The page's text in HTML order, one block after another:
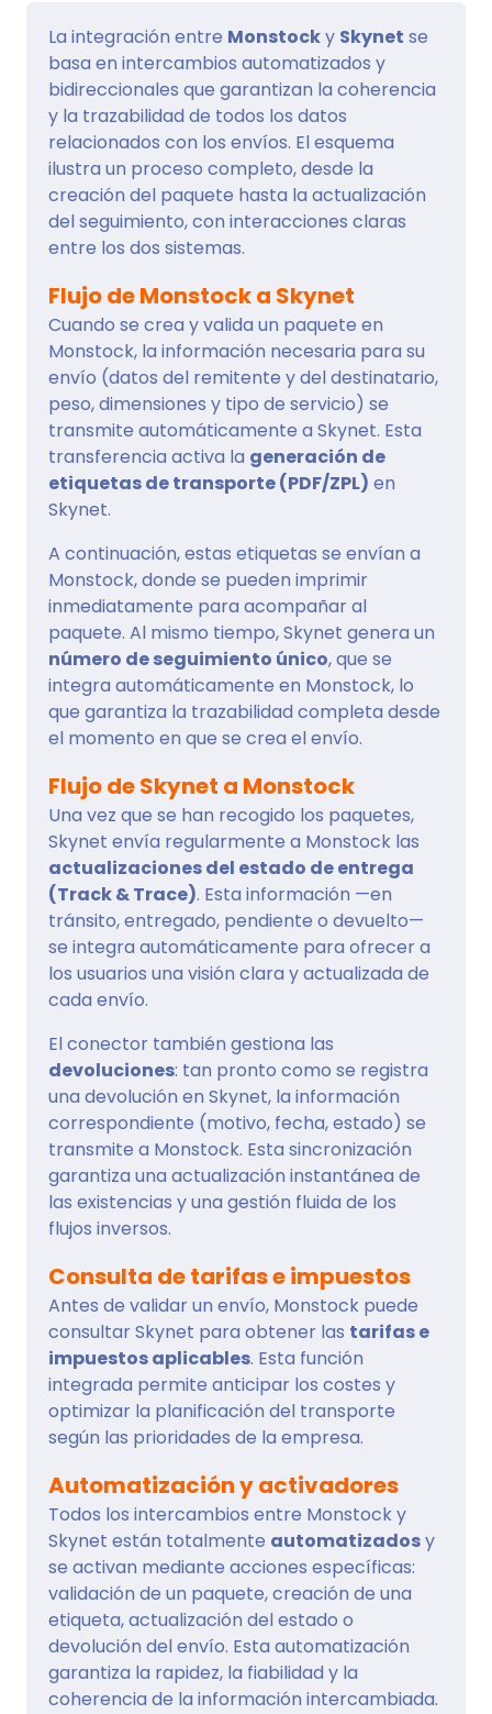
La integración entre Monstocky Skynet se
basa en intercambios automatizados y
bidireccionales que garantizan la coherencia
y la trazabilidad de todos los datos
relacionados con los envíos. El esquema
ilustra un proceso completo, desde la
creación del paquete hasta la actualización
del seguimiento, con interacciones claras
entre los dos sistemas.
Flujo de Monstock a Skynet
Cuando se crea y valida un paquete en
Monstock, la información necesaria para su
envío (datos del remitente y del destinatario,
peso, dimensiones y tipo de servicio) se
transmite automáticamente a Skynet. Esta
transferencia activa la generación de
etiquetas de transporte (PDF/ZPL) en
Skynet.
A continuación, estas etiquetas se envían a
Monstock, donde se pueden imprimir
inmediatamente para acompañar al
paquete. Al mismo tiempo, Skynet genera un
número de seguimiento único, que se
integra automáticamente en Monstock, lo
que garantiza la trazabilidad completa desde
el momento en que se crea el envío.
Flujo de Skynet a Monstock
Una vez que se han recogido los paquetes,
Skynet envía regularmente a Monstock las
actualizaciones del estado de entrega
(Track & Trace). Esta información —en
tránsito, entregado, pendiente o devuelto—
se integra automáticamente para ofrecer a
los usuarios una visión clara y actualizada de
cada envío.
El conector también gestiona las
devoluciones: tan pronto como se registra
una devolución en Skynet, la información
correspondiente (motivo, fecha, estado) se
transmite a Monstock. Esta sincronización
garantiza una actualización instantánea de
las existencias y una gestión fluida de los
flujos inversos.
Consulta de tarifas e impuestos
Antes de validar un envío, Monstock puede
consultar Skynet para obtener las tarifas e
impuestos aplicables. Esta función
integrada permite anticipar los costes y
optimizar la planificación del transporte
según las prioridades de la empresa.
Automatización y activadores
Todos los intercambios entre Monstock y
Skynet están totalmente automatizadosy
se activan mediante acciones específicas:
validación de un paquete, creación de una
etiqueta, actualización del estado o
devolución del envío. Esta automatización
garantiza la rapidez, la fiabilidad y la
coherencia de la información intercambiada.